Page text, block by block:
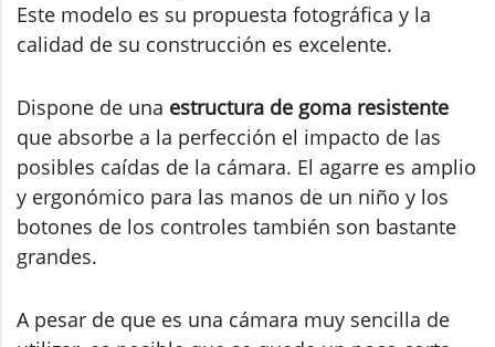
Este modelo es su propuesta fotográfica y la
calidad de su construcción es excelente.
Dispone de una estructura de goma resistente
que absorbe a la perfección el impacto de las
posibles caídas de la cámara. El agarre es amplio
y ergonómico para las manos de un niño y los
botones de los controles también son bastante
grandes.
A pesar de que es una cámara muy sencilla de